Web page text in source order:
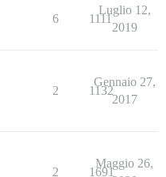
6 1111
Luglio 12,
2019
2 1132
Gennaio 27,
2017
2 1691
Maggio 26,